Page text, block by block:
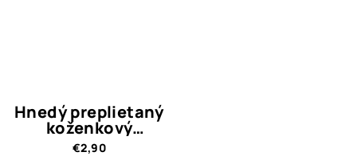
Hnedý preplietaný
koženkový
náramok
€2,90